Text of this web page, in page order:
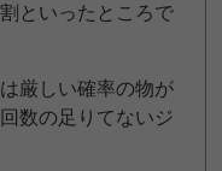
といったところで
厳しい確率の物が
数の足りてないジ